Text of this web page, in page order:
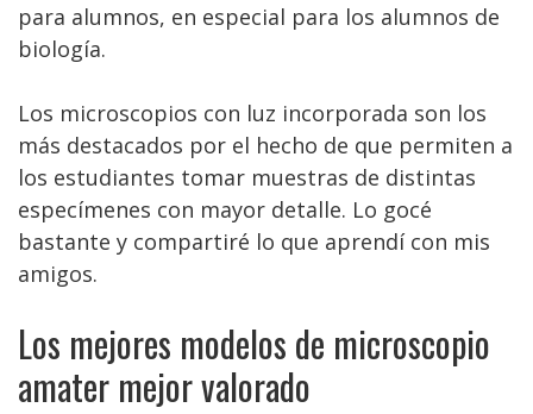
para alumnos, en especial para los alumnos de
biología.
Los microscopios con luz incorporada son los
más destacados por el hecho de que permiten a
los estudiantes tomar muestras de distintas
especímenes con mayor detalle. Lo gocé
bastante y compartiré lo que aprendí con mis
amigos.
Los mejores modelos de microscopio
amater mejor valorado